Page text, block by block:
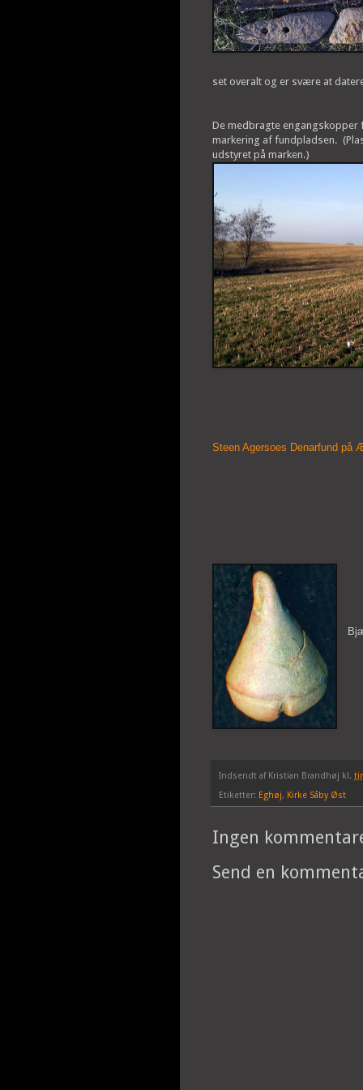
set overalt og er svære at
De medbragte
markering af fundpladsen.
udstyret på marken.)
Steen Agersoes Denarfund på
Indsendt af Kristian Brandhøj kl.
Etiketter: Eghøj, Kirke Såby Øst
Ingen
Send en